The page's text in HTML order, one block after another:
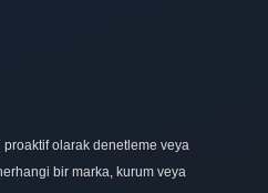
proaktif olarak denetleme veya
bir marka, kurum veya